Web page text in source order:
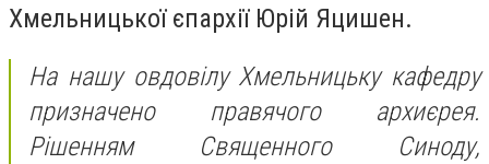
Хмельницької єпархії Юрій Яцишен.
На нашу овдовілу Хмельницьку кафедру
призначено правячого архиєрея.
Рішенням Священного Синоду,